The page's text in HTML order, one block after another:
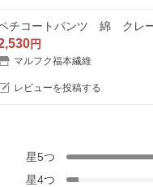
円
マルフク福本繊維
レビューを投稿する
星5つ
星4つ